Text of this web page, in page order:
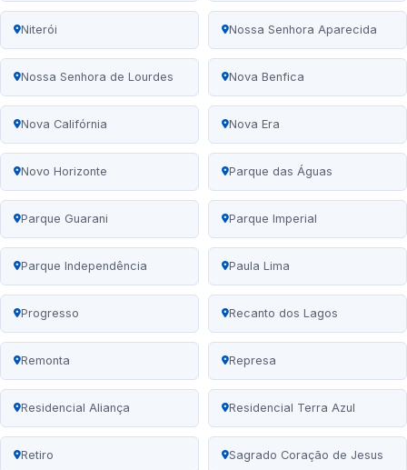
Niterói Nossa Senhora Aparecida
Nossa Senhora de Lourdes Nova Benfica
Nova Califórnia Nova Era
Novo Horizonte Parque das Águas
Parque Guarani Parque Imperial
Parque Independência Paula Lima
Progresso Recanto dos Lagos
Remonta Represa
Residencial Aliança Residencial Terra Azul
Retiro Sagrado Coração de Jesus